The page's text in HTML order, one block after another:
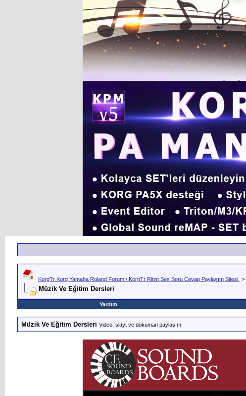
KorgTr Korg Yamaha Roland Forum / KorgTr Ritim Ses Soru Cevap Paylaşım Sitesi. >
Müzik Ve Eğitim Dersleri
Yardım
Müzik Ve Eğitim Dersleri Video, slayt ve döküman paylaşımı